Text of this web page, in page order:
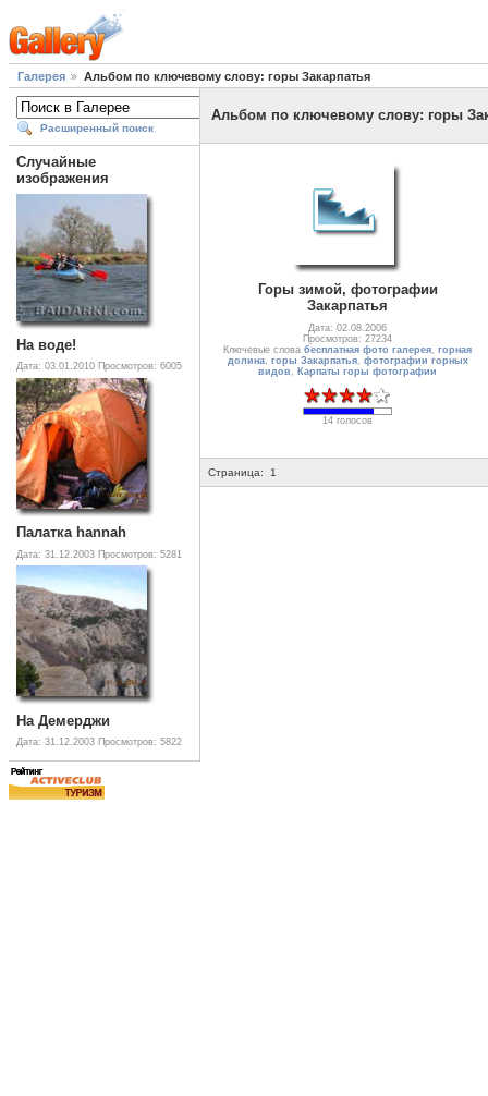
Галерея Альбом по ключевому слову: горы Закарпатья
Расширенный поиск
Случайные
изображения
На воде!
Дата: 03.01.2010 Просмотров: 6005
Палатка hannah
Дата: 31.12.2003 Просмотров: 5281
На Демерджи
Дата: 31.12.2003 Просмотров: 5822
Альбом по ключевому слову: горы
Горы зимой, фотографии
Закарпатья
Дата: 02.08.2006
Просмотров: 27234
Ключевые слова бесплатная фото галерея горная
долина, горы Закарпатья, фотографии горных
видов
Карпаты горы фотографии
14 голосов
Страница: 1